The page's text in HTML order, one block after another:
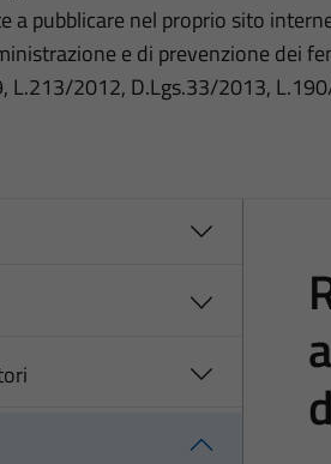
a pubblicare nel proprio sito
e di prevenzione dei
L.213/2012, D.Lgs.33/2013,